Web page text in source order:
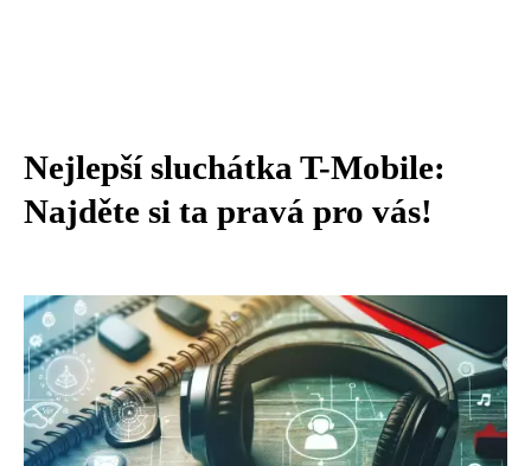
Nejlepší sluchátka T-Mobile:
Najděte si ta pravá pro vás!